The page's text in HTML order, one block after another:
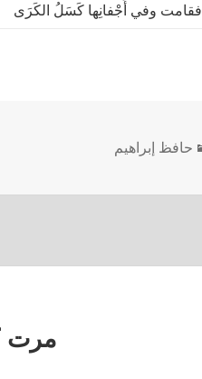
فقامت وفي أَجْفانِها كَسَلُ الكَرَى
حافظ إبراهيم
مرت